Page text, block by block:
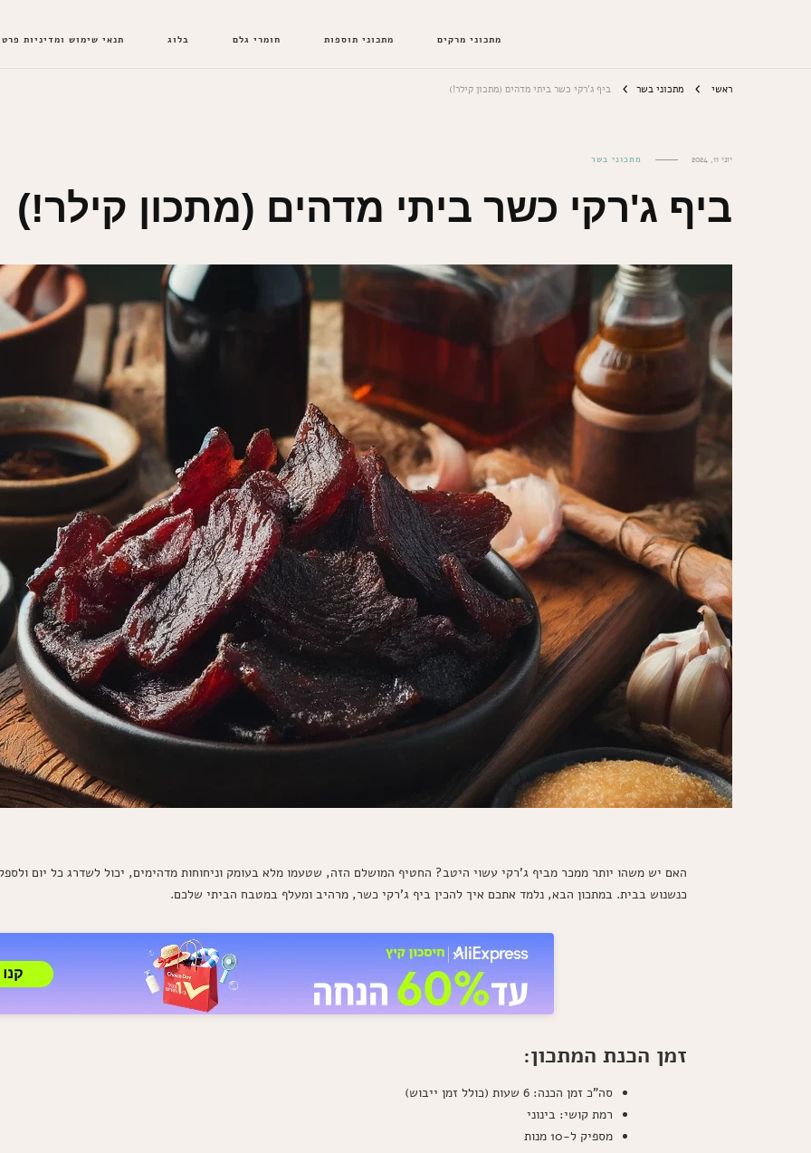
מתכוני מרקים מתכוני תוספות חומרי גלם בלוג תנאי שימוש ומדיניות
ראשי מתכוני בשר ביף ג'רקי כשר ביתי מדהים (מתכון קילר!)
יוני 11, 2024 מתכוני בשר
ביף ג'רקי כשר ביתי מדהים (מתכון קילר!)
האם יש משהו יותר ממכר מביף ג'רקי עשוי היטב? החטיף המושלם הזה, שטעמו מלא בעומק וניחוחות מדהימים, יכול לשדרג כל יום
כנשנוש בבית. במתכון הבא, נלמד אתכם איך להכין ביף ג'רקי כשר, מרהיב ומעלף במטבח הביתי שלכם.
זמן הכנת המתכון:
סה"כ זמן הכנה: 6 שעות (כולל זמן ייבוש)
רמת קושי: בינוני
מספיק ל-10 מנות